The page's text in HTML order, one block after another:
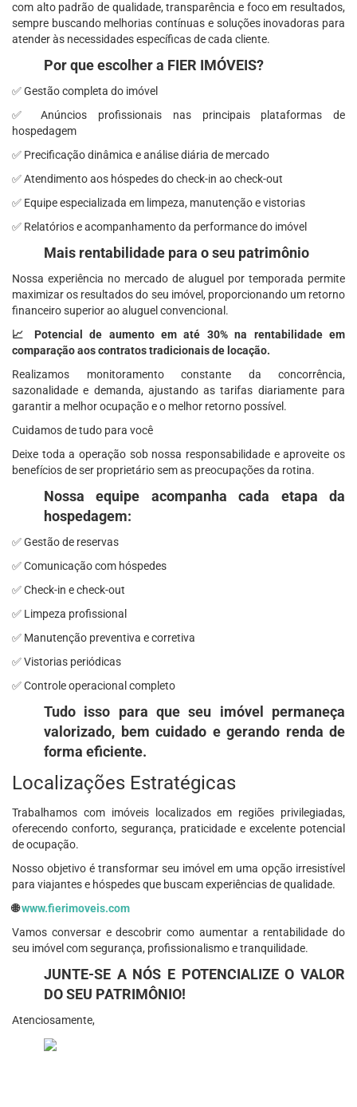
com alto padrão de qualidade, transparência e foco em resultados,
sempre buscando melhorias contínuas e soluções inovadoras para
atender às necessidades específicas de cada cliente.
Por que escolher a FIER IMÓVEIS?
✅ Gestão completa do imóvel
✅ Anúncios profissionais nas principais plataformas de
hospedagem
✅ Precificação dinâmica e análise diária de mercado
✅ Atendimento aos hóspedes do check-in ao check-out
✅ Equipe especializada em limpeza, manutenção e vistorias
✅ Relatórios e acompanhamento da performance do imóvel
Mais rentabilidade para o seu patrimônio
Nossa experiência no mercado de aluguel por temporada permite
maximizar os resultados do seu imóvel, proporcionando um retorno
financeiro superior ao aluguel convencional.
📈 Potencial de aumento em até 30% na rentabilidade em
comparação aos contratos tradicionais de locação.
Realizamos monitoramento constante da concorrência,
sazonalidade e demanda, ajustando as tarifas diariamente para
garantir a melhor ocupação e o melhor retorno possível.
Cuidamos de tudo para você
Deixe toda a operação sob nossa responsabilidade e aproveite os
benefícios de ser proprietário sem as preocupações da rotina.
Nossa equipe acompanha cada etapa da
hospedagem:
✅ Gestão de reservas
✅ Comunicação com hóspedes
✅ Check-in e check-out
✅ Limpeza profissional
✅ Manutenção preventiva e corretiva
✅ Vistorias periódicas
✅ Controle operacional completo
Tudo isso para que seu imóvel permaneça
valorizado, bem cuidado e gerando renda de
forma eficiente.
Localizações Estratégicas
Trabalhamos com imóveis localizados em regiões privilegiadas,
oferecendo conforto, segurança, praticidade e excelente potencial
de ocupação.
Nosso objetivo é transformar seu imóvel em uma opção irresistível
para viajantes e hóspedes que buscam experiências de qualidade.
🌐www.fierimoveis.com
Vamos conversar e descobrir como aumentar a rentabilidade do
seu imóvel com segurança, profissionalismo e tranquilidade.
JUNTE-SE A NÓS E POTENCIALIZE O VALOR
DO SEU PATRIMÔNIO!
Atenciosamente,